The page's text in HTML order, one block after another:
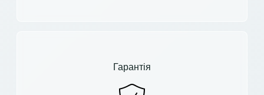
Гарантія